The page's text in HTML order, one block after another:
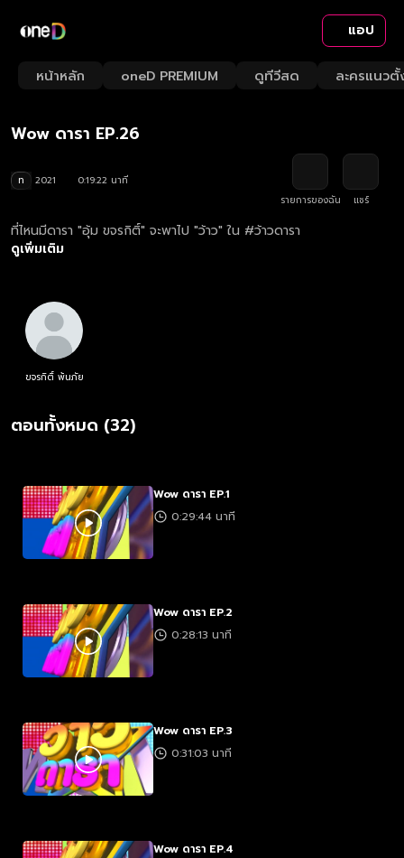
แอป
หน้าหลัก oneD PREMIUM ดูทีวีสด ละครแนวตั้
Loaded:
5.15%
Rate
Wow ดารา EP.26
ท 2021
0:19:22 นาที
รายการของฉัน
แชร์
ที่ไหนมีดารา "อุ้ม ขจรกิติ์" จะพาไป "ว้าว" ใน #ว้าวดารา
ดูเพิ่มเติม
ขจรกิติ์ พ้นภัย
ตอนทั้งหมด (32)
Wow ดารา EP.1
0:29:44 นาที
Wow ดารา EP.2
0:28:13 นาที
Wow ดารา EP.3
0:31:03 นาที
Wow ดารา EP.4